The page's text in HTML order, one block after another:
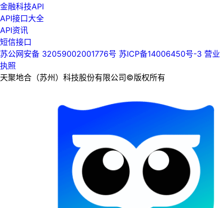
金融科技API
API接口大全
API资讯
短信接口
苏公网安备 32059002001776号 苏ICP备14006450号-3 营业
执照
天聚地合（苏州）科技股份有限公司©版权所有